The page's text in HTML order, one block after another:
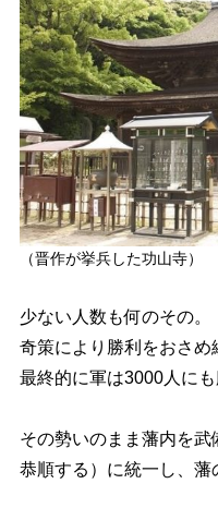
（晋作が挙兵した功山寺）
少ない人数も何のその。
奇策により勝利をおさめ
最終的に軍は3000人に
その勢いのまま藩内を
恭順する）に統一し、藩